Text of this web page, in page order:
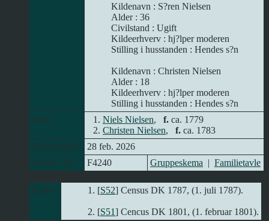
Kildenavn : S?ren Nielsen
Alder : 36
Civilstand : Ugift
Kildeerhverv : hj?lper moderen
Stilling i husstanden : Hendes s?n
Kildenavn : Christen Nielsen
Alder : 18
Kildeerhverv : hj?lper moderen
Stilling i husstanden : Hendes s?n
Børn
1. Niels Nielsen, f. ca. 1779
2. Christen Nielsen, f. ca. 1783
Sidst ændret
28 feb. 2026
Familie-ID
F4240 Gruppeskema | Familietavle
Kilder [S52] Census DK 1787, (1. juli 1787).
[S51] Cencus DK 1801, (1. februar 1801).